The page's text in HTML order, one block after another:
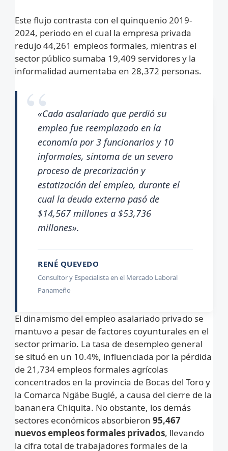
Este flujo contrasta con el quinquenio 2019-
2024, periodo en el cual la empresa privada
redujo 44,261 empleos formales, mientras el
sector público sumaba 19,409 servidores y la
informalidad aumentaba en 28,372 personas.
«Cada asalariado que perdió su
empleo fue reemplazado en la
economía por 3 funcionarios y 10
informales, síntoma de un severo
proceso de precarización y
estatización del empleo, durante el
cual la deuda externa pasó de
$14,567 millones a $53,736
millones».
RENÉ QUEVEDO
Consultor y Especialista en el Mercado Laboral
Panameño
El dinamismo del empleo asalariado privado se
mantuvo a pesar de factores coyunturales en el
sector primario. La tasa de desempleo general
se situó en un 10.4%, influenciada por la pérdida
de 21,734 empleos formales agrícolas
concentrados en la provincia de Bocas del Toro y
la Comarca Ngäbe Buglé, a causa del cierre de la
bananera Chiquita. No obstante, los demás
sectores económicos absorbieron95,467
nuevos empleos formales privados, llevando
la cifra total de trabajadores formales de la